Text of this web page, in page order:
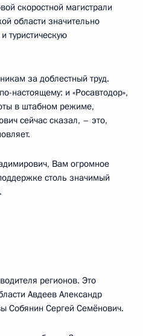
скоростной магистрали
области значительно
туристическую
за доблестный труд.
настоящему: и «Росавтодор»,
в штабном режиме,
сейчас сказал, – это,
Вам огромное
столь значимый
регионов. Это
Авдеев Александр
Собянин Сергей Семёнович.